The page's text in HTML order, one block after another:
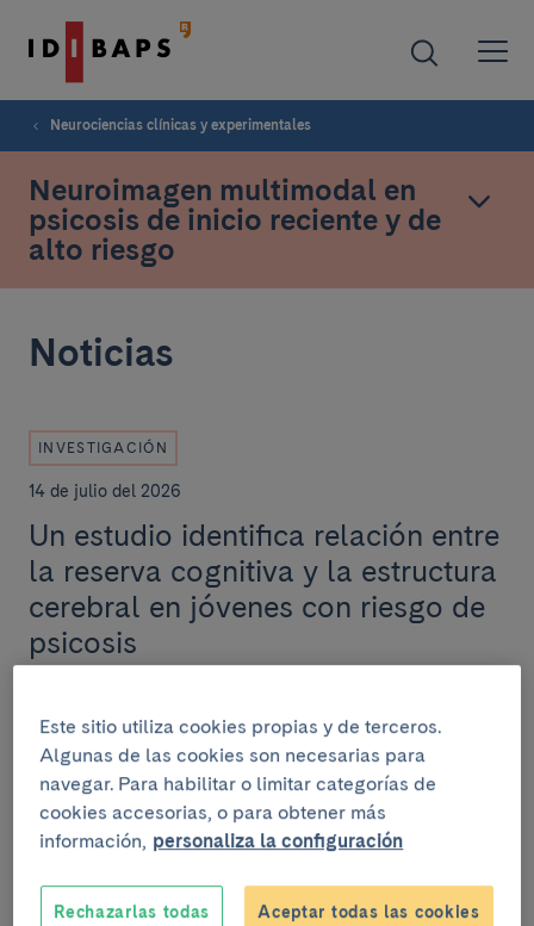
Neurociencias clínicas y experimentales
Neuroimagen multimodal en
psicosis de inicio reciente y de
alto riesgo
Noticias
INVESTIGACIÓN
14 de julio del 2026
Un estudio identifica relación entre
la reserva cognitiva y la estructura
cerebral en jóvenes con riesgo de
psicosis
Centro de Investigación Biomédica en Red (CIB...
16 de enero del 2026
Este sitio utiliza cookies propias y de terceros.
Algunas de las cookies son necesarias para
navegar. Para habilitar o limitar categorías de
cookies accesorias, o para obtener más
información, personaliza la configuración
Rechazarlas todas Aceptar todas las cookies